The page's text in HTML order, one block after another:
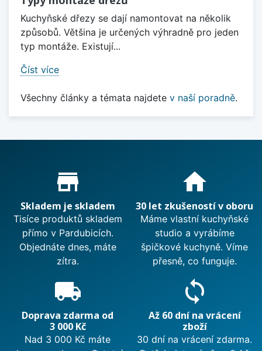
Kuchyňské dřezy se dají namontovat na několik
způsobů. Většina je určených výhradně pro jeden
typ montáže. Existují...
Číst více
Všechny články a témata najdete v naší poradně.
Proč nakupovat u nás?
store_mall_directory
Skladem je skladem
Tisíce produktů skladem
přímo v Pardubicích.
Objednáte dnes, máte
zítra.
home
30 let zkušeností v oboru
Máme vlastní kuchyňské
studio a vyrábíme
špičkové kuchyně. Víme
přesně, co funguje.
local_shipping
Doprava zdarma od
3 000 Kč
Nad 3 000 Kč máte
sync
Až 60 dní na vrácení
zboží
30 dní na vrácení zdarma.